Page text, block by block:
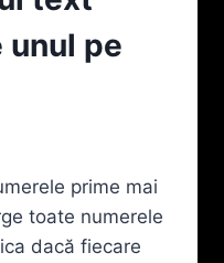
pe
prime mai
toate numerele
dacă fiecare